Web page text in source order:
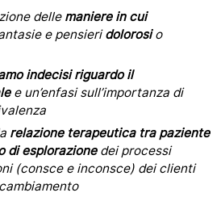
dellemaniere in cui
e pensieridolorosio
indecisi riguardo il
e un’enfasi sull’importanza di
relazione terapeutica tra paziente
di esplorazionedei processi
(consce e inconsce) dei clienti